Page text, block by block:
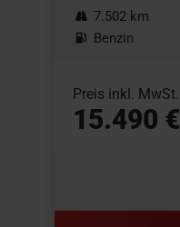
7.502 km
Benzin
Preis inkl. MwSt.
15.490 €